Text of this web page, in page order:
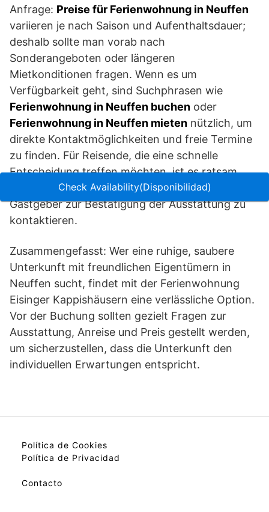
Anfrage: Preise für Ferienwohnung in Neuffen
variieren je nach Saison und Aufenthaltsdauer;
deshalb sollte man vorab nach
Sonderangeboten oder längeren
Mietkonditionen fragen. Wenn es um
Verfügbarkeit geht, sind Suchphrasen wie
Ferienwohnung in Neuffen buchen oder
Ferienwohnung in Neuffen mieten nützlich, um
direkte Kontaktmöglichkeiten und freie Termine
zu finden. Für Reisende, die eine schnelle
Entscheidung treffen möchten, ist es ratsam,
nach kurzfristigen Angeboten zu fragen und die
Gastgeber zur Bestätigung der Ausstattung zu
kontaktieren.
Zusammengefasst: Wer eine ruhige, saubere
Unterkunft mit freundlichen Eigentümern in
Neuffen sucht, findet mit der Ferienwohnung
Eisinger Kappishäusern eine verlässliche Option.
Vor der Buchung sollten gezielt Fragen zur
Ausstattung, Anreise und Preis gestellt werden,
um sicherzustellen, dass die Unterkunft den
individuellen Erwartungen entspricht.
Política de Cookies
Política de Privacidad
Contacto
Check Availability(Disponibilidad)